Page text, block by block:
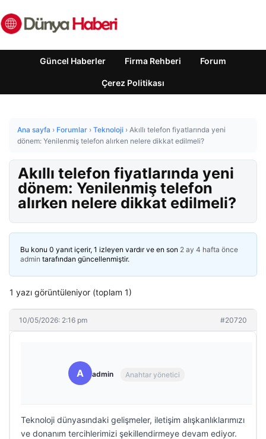
Güncel Haberler Firma Rehberi Forum
Çerez Politikası
Ana sayfa › Forumlar › Teknoloji › Akıllı telefon fiyatlarında yeni
dönem: Yenilenmiş telefon alırken nelere dikkat edilmeli?
Akıllı telefon fiyatlarında yeni
dönem: Yenilenmiş telefon
alırken nelere dikkat edilmeli?
Bu konu 0 yanıt içerir, 1 izleyen vardır ve en son 2 ay 4 hafta önce
admin tarafından güncellenmiştir.
1 yazı görüntüleniyor (toplam 1)
10/05/2026: 2:16 pm #20720
A admin Anahtar yönetici
Teknoloji dünyasındaki gelişmeler, iletişim alışkanlıklarımızı
ve donanım tercihlerimizi şekillendirmeye devam ediyor.